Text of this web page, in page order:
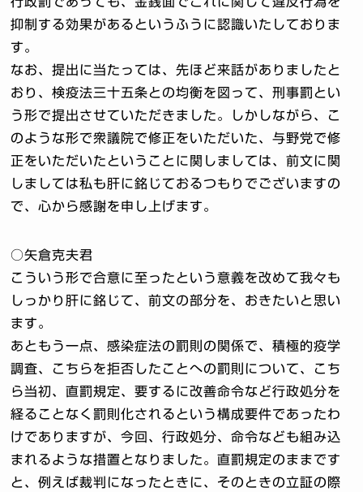
抑制する効果があるというふうに認識いたしておりま
す。
なお、提出に当たっては、先ほど来話がありましたと
おり、検疫法三十五条との均衡を図って、刑事罰とい
う形で提出させていただきました。しかしながら、こ
のような形で衆議院で修正をいただいた、与野党で修
正をいただいたということに関しましては、前文に関
しましては私も肝に銘じておるつもりでございますの
で、心から感謝を申し上げます。
○矢倉克夫君
こういう形で合意に至ったという意義を改めて我々も
しっかり肝に銘じて、前文の部分を、おきたいと思い
ます。
あともう一点、感染症法の罰則の関係で、積極的疫学
調査、こちらを拒否したことへの罰則について、こち
ら当初、直罰規定、要するに改善命令など行政処分を
経ることなく罰則化されるという構成要件であったわ
けでありますが、今回、行政処分、命令なども組み込
まれるような措置となりました。直罰規定のままです
と、例えば裁判になったときに、そのときの立証の際